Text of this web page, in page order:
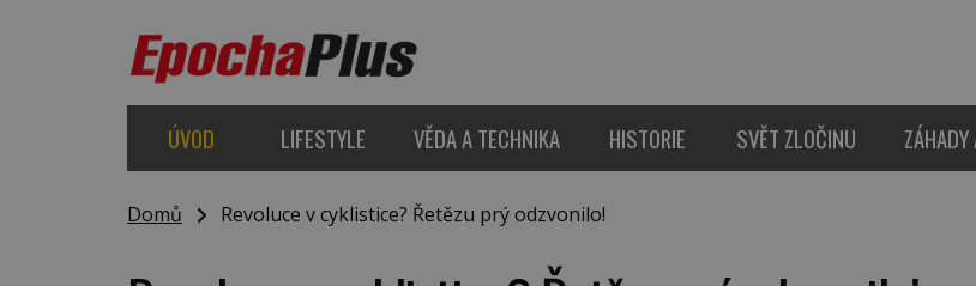
ÚVOD LIFESTYLE VĚDA A TECHNIKA HISTORIE SVĚT ZLOČINU
Domů Revoluce v cyklistice? Řetězu prý odzvonilo!